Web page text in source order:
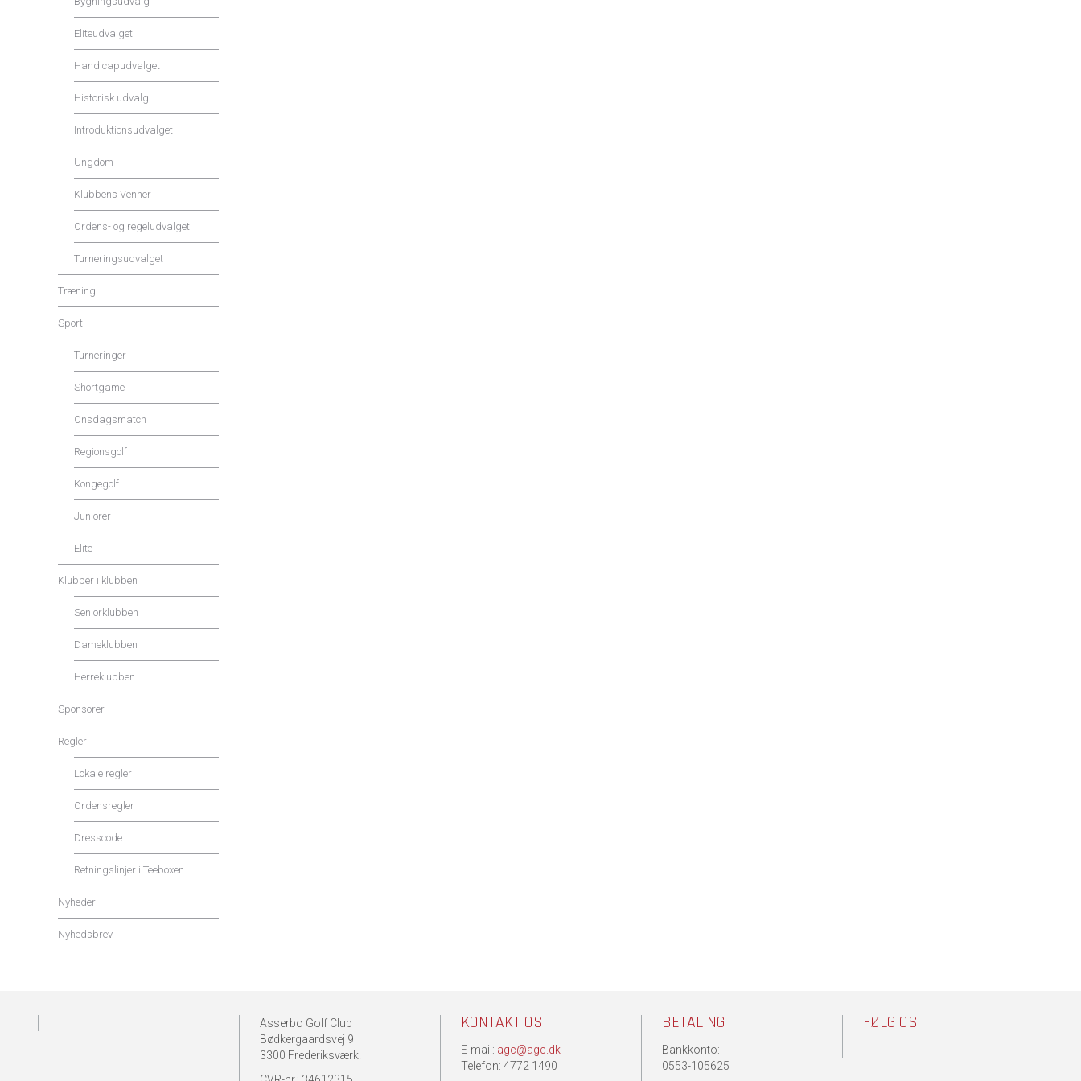
Eliteudvalget
Handicapudvalget
Historisk udvalg
Introduktionsudvalget
Ungdom
Klubbens Venner
Ordens- og regeludvalget
Turneringsudvalget
Træning
Sport
Turneringer
Shortgame
Onsdagsmatch
Regionsgolf
Kongegolf
Juniorer
Elite
Klubber i klubben
Seniorklubben
Dameklubben
Herreklubben
Sponsorer
Regler
Lokale regler
Ordensregler
Dresscode
Retningslinjer i Teeboxen
Nyheder
Nyhedsbrev
Asserbo Golf Club
Bødkergaardsvej 9
3300 Frederiksværk.
KONTAKT OS
E-mail: agc@agc.dk
Telefon: 4772 1490
BETALING
Bankkonto:
0553-105625
FØLG OS